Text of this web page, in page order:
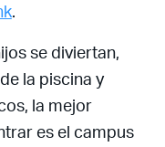
.
se diviertan,
la piscina y
la mejor
es el campus